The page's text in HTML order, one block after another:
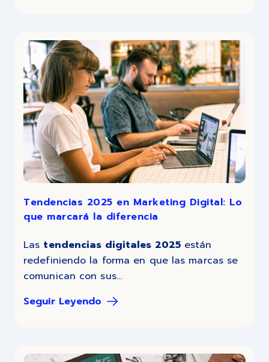
Tendencias 2025 en Marketing Digital: Lo
que marcará la diferencia
Las tendencias digitales 2025están
redefiniendo la forma en que las marcas se
comunican con sus...
Seguir Leyendo